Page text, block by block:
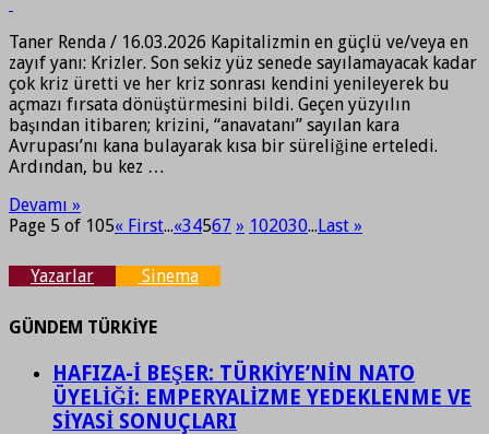
Taner Renda / 16.03.2026 Kapitalizmin en güçlü ve/veya en
zayıf yanı: Krizler. Son sekiz yüz senede sayılamayacak kadar
çok kriz üretti ve her kriz sonrası kendini yenileyerek bu
açmazı fırsata dönüştürmesini bildi. Geçen yüzyılın
başından itibaren; krizini, “anavatanı” sayılan kara
Avrupası’nı kana bulayarak kısa bir süreliğine erteledi.
Ardından, bu kez …
Devamı »
Page 5 of 105« First...«34567 » 102030...Last »
Yazarlar Sinema
GÜNDEM TÜRKİYE
HAFIZA-İ BEŞER: TÜRKİYE’NİN NATO
ÜYELİĞİ: EMPERYALİZME YEDEKLENME VE
SİYASİ SONUÇLARI